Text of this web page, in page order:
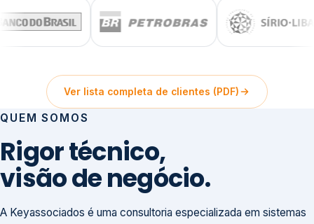
Ver lista completa de clientes (PDF)
QUEM SOMOS
Rigor técnico,
visão de negócio.
A Keyassociados é uma consultoria especializada em sistemas